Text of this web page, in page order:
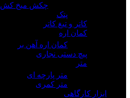
چکش میخ کش
پتک
کاتر و تیغ کاتر
کمان اره
کمان اره آهن بر
پیچ دستی نجاری
متر
متر پارچه ای
متر کمری
ابزار کارگاهی